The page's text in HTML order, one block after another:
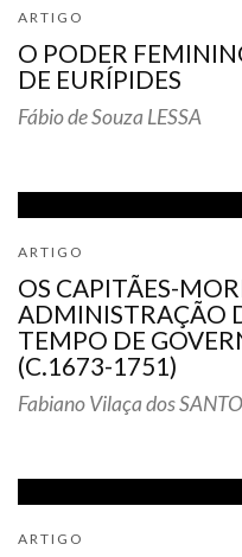
ARTIGO
O PODER
DE EURÍPIDES
Fábio de Souza LESSA
ARTIGO
OS CAPITÃES-
ADMINISTRAÇÃO
TEMPO DE
(C.1673-1751)
Fabiano Vilaça dos
ARTIGO